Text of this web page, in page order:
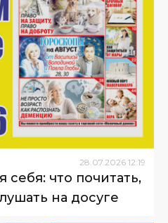
28.07.2026 12:19
себя: что почитать,
на досуге